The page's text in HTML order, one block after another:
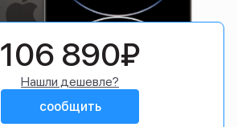
106 890₽
Нашли дешевле?
сообщить